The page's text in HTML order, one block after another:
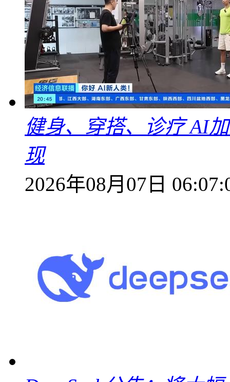
健身、穿搭、诊疗 AI
现
2026年08月07日